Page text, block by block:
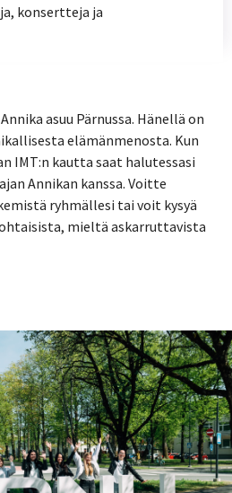
konsertteja ja
asuu Pärnussa. Hänellä on
elämänmenosta. Kun
IMT:n kautta saat halutessasi
Annikan kanssa. Voitte
ryhmällesi tai voit kysyä
mieltä askarruttavista